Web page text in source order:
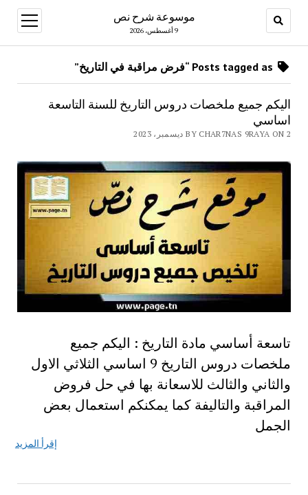
موسوعة شرح نص
9 أغسطس، 2026
open
menu
اليكم جميع ملخصات دروس التاريخ للسنة التاسعة
اساسي
BY CHAR7NAS 9RAYA ON 2 ديسمبر، 2023
تاسعة أساسي مادة التاريخ : اليكم جميع
ملخصات دروس التاريخ 9 اساسي الثلاثي الاول
والثاني والثالث للاسعانة بها في حل فروض
المراقبة والتاليفة كما يمكنكم استعمال بعض
الجمل
إقرأ المزيد